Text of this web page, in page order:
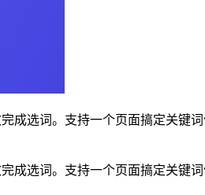
成选词。支持一个页面搞定关键词
成选词。支持一个页面搞定关键词